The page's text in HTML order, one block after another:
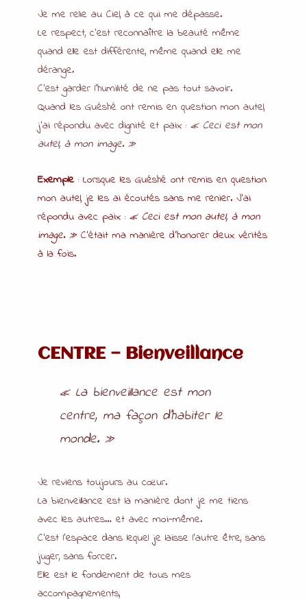
Je me relie au Ciel, à ce qui me dépasse.
Le respect, c’est reconnaître la beauté même
quand elle est différente, même quand elle me
dérange.
C’est garder l’humilité de ne pas tout savoir.
Quand les Guéshé ont remis en question mon autel,
j’ai répondu avec dignité et paix :« Ceci est mon
autel, à mon image. »
Exemple: Lorsque les Guéshé ont remis en question
mon autel, je les ai écoutés sans me renier. J’ai
répondu avec paix :« Ceci est mon autel, à mon
image. »C’était ma manière d’honorer deux vérités
à la fois.
CENTRE — Bienveillance
« La bienveillance est mon
centre, ma façon d’habiter le
monde. »
Je reviens toujours au cœur.
La bienveillance est la manière dont je me tiens
avec les autres… et avec moi-même.
C’est l’espace dans lequel je laisse l’autre être, sans
juger, sans forcer.
Elle est le fondement de tous mes
accompagnements,